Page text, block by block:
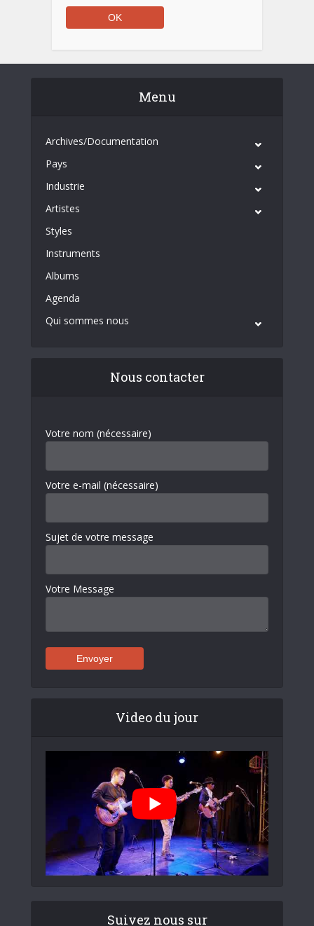
Menu
Archives/Documentation
Pays
Industrie
Artistes
Styles
Instruments
Albums
Agenda
Qui sommes nous
Nous contacter
Votre nom (nécessaire)
Votre e-mail (nécessaire)
Sujet de votre message
Votre Message
Video du jour
Suivez nous sur